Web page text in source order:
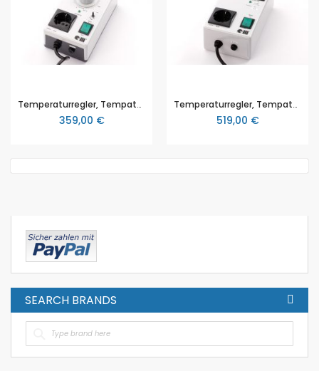
Temperaturregler, Tempat®, für NiCr-Ni, 0-1200°C, von Messmer Emtronic
359,00 €
Temperaturregler, Tempat®-D, für NiCr-Ni, 0-1200°C, von Messmer Emtronic
519,00 €
SEARCH BRANDS